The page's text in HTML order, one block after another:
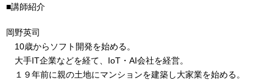
■講師紹介
岡野英司
10歳からソフト開発を始める。
大手IT企業などを経て、IoT・AI会社を経営。
１９年前に親の土地にマンションを建築し大家業を始める。